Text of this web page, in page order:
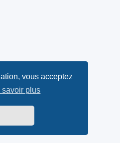
vous acceptez
savoir plus